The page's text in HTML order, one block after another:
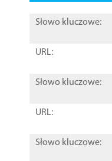
Słowo kluczowe:
URL:
Słowo kluczowe:
URL:
Słowo kluczowe: